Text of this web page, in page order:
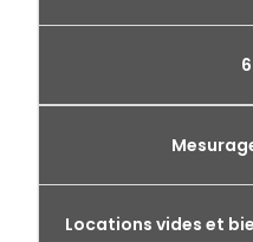
Locations vides et